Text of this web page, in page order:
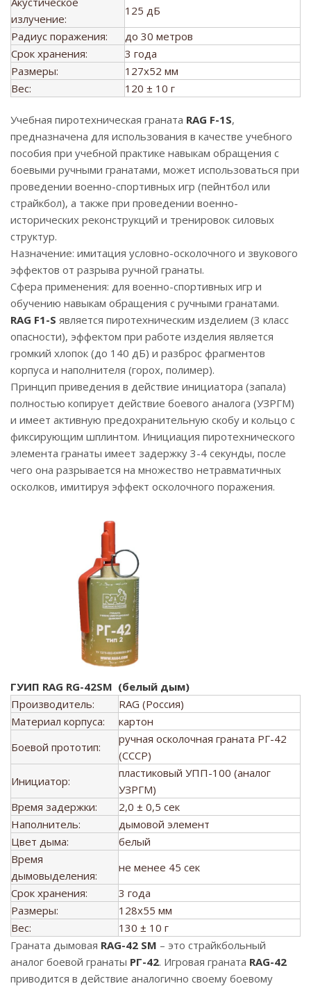
излучение:
125 дБ
Радиус поражения:
до 30 метров
Срок хранения:
3 года
Размеры:
127x52 мм
Вес:
120 ± 10 г
Учебная пиротехническая граната RAG F-1S,
предназначена для использования в качестве учебного
пособия при учебной практике навыкам обращения с
боевыми ручными гранатами, может использоваться при
проведении военно-спортивных игр (пейнтбол или
страйкбол), а также при проведении военно-
исторических реконструкций и тренировок силовых
структур.
Назначение: имитация условно-осколочного и звукового
эффектов от разрыва ручной гранаты.
Сфера применения: для военно-спортивных игр и
обучению навыкам обращения с ручными гранатами.
RAG F1-S является пиротехническим изделием (3 класс
опасности), эффектом при работе изделия является
громкий хлопок (до 140 дБ) и разброс фрагментов
корпуса и наполнителя (горох, полимер).
Принцип приведения в действие инициатора (запала)
полностью копирует действие боевого аналога (УЗРГМ)
и имеет активную предохранительную скобу и кольцо с
фиксирующим шплинтом. Инициация пиротехнического
элемента гранаты имеет задержку 3-4 секунды, после
чего она разрывается на множество нетравматичных
осколков, имитируя эффект осколочного поражения.
ГУИП RAG RG-42SM (белый дым)
Производитель:
RAG (Россия)
Материал корпуса:
картон
Боевой прототип:
ручная осколочная граната РГ-42
(СССР)
Инициатор:
пластиковый УПП-100 (аналог
УЗРГМ)
Время задержки:
2,0 ± 0,5 сек
Наполнитель:
дымовой элемент
Цвет дыма:
белый
Время
дымовыделения:
не менее 45 сек
Срок хранения:
3 года
Размеры:
128x55 мм
Вес:
130 ± 10 г
Граната дымовая RAG-42 SM – это страйкбольный
аналог боевой гранаты РГ-42. Игровая граната RAG-42
приводится в действие аналогично своему боевому